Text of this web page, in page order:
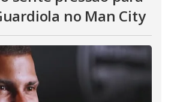
no Man City